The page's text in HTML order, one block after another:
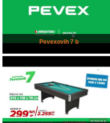
Pevexovih 7 b